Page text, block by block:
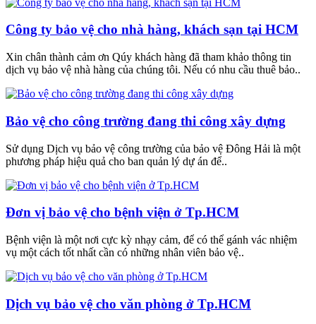
Công ty bảo vệ cho nhà hàng, khách sạn tại HCM
Xin chân thành cảm ơn Qúy khách hàng đã tham khảo thông tin
dịch vụ bảo vệ nhà hàng của chúng tôi. Nếu có nhu cầu thuê bảo..
Bảo vệ cho công trường đang thi công xây dựng
Sử dụng Dịch vụ bảo vệ công trường của bảo vệ Đông Hải là một
phương pháp hiệu quả cho ban quản lý dự án để..
Đơn vị bảo vệ cho bệnh viện ở Tp.HCM
Bệnh viện là một nơi cực kỳ nhạy cảm, để có thể gánh vác nhiệm
vụ một cách tốt nhất cần có những nhân viên bảo vệ..
Dịch vụ bảo vệ cho văn phòng ở Tp.HCM